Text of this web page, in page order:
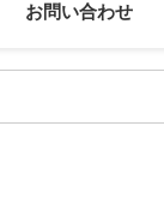
お問い合わせ